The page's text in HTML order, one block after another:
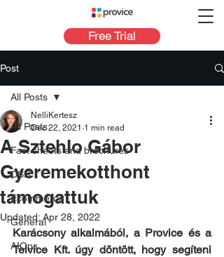
Free Trial
Post
All Posts
Fact sheets and brochures
CSR
Ecommerce
General
AIOps
All Posts
A Sztehlo Gábor
Gyeremekotthont
támogattuk
NelliKertesz
Dec 22, 2021 1 min read
Updated: Apr 28, 2022
Karácsony alkalmából, a Provice és a
Telvice Kft. úgy döntött, hogy segíteni